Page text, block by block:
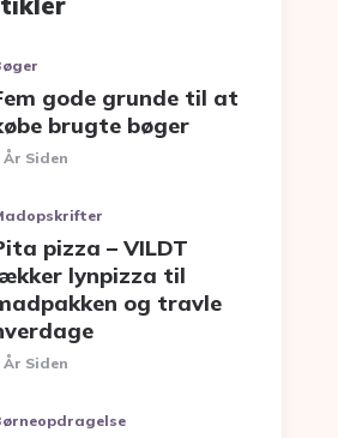
gode grunde til at
brugte bøger
År Siden
pizza – VILDT
lynpizza til
og travle
År Siden